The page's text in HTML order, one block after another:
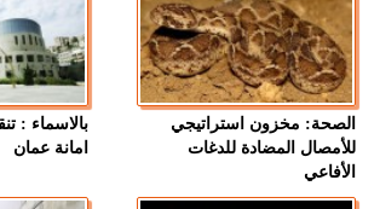
الصحة: مخزون استراتيجي
للأمصال المضادة للدغات
الأفاعي
بالاسماء :
امانة عمان